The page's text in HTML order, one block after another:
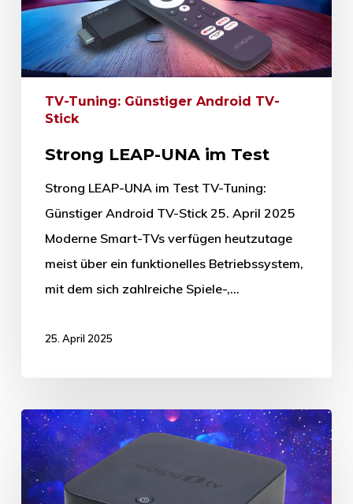
TV-Tuning: Günstiger Android TV-
Stick
Strong LEAP-UNA im Test
Strong LEAP-UNA im Test TV-Tuning:
Günstiger Android TV-Stick 25. April 2025
Moderne Smart-TVs verfügen heutzutage
meist über ein funktionelles Betriebssystem,
mit dem sich zahlreiche Spiele-,…
25. April 2025